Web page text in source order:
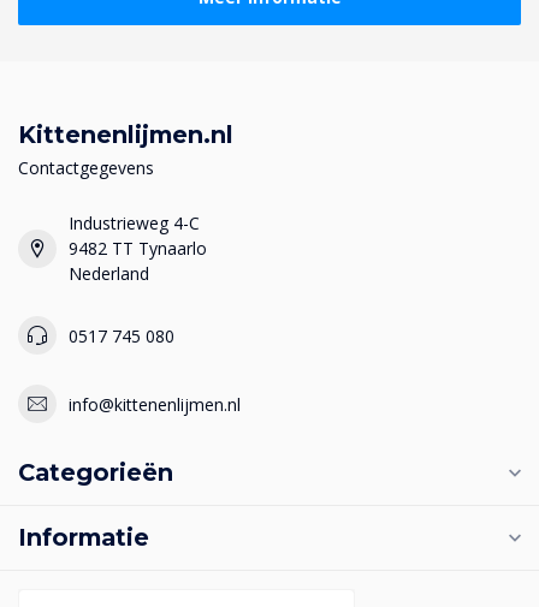
Kittenenlijmen.nl
Contactgegevens
Industrieweg 4-C
9482 TT Tynaarlo
Nederland
0517 745 080
info@kittenenlijmen.nl
Categorieën
Informatie